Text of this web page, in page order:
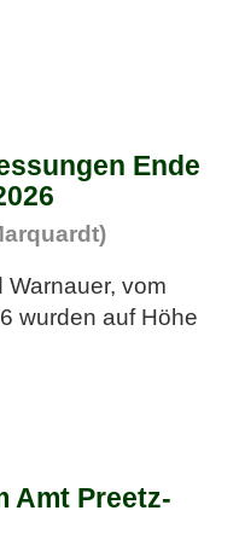
Ende
vom
wurden auf Höhe
Amt Preetz-